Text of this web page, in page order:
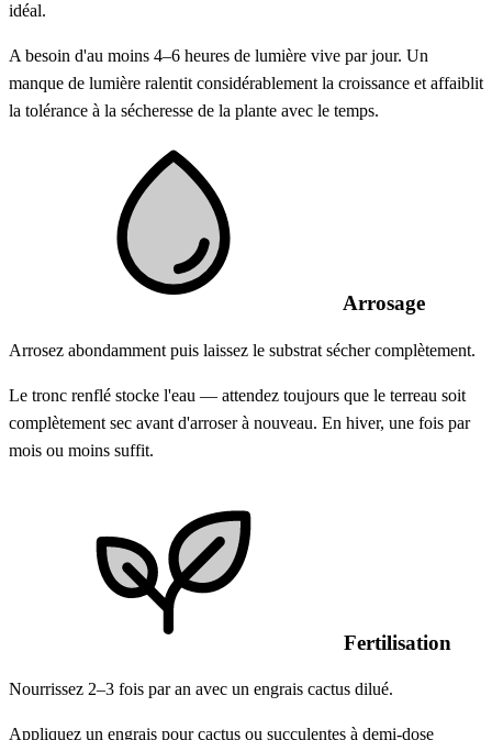
idéal.
A besoin d'au moins 4–6 heures de lumière vive par jour. Un
manque de lumière ralentit considérablement la croissance et affaiblit
la tolérance à la sécheresse de la plante avec le temps.
Arrosage
Arrosez abondamment puis laissez le substrat sécher complètement.
Le tronc renflé stocke l'eau — attendez toujours que le terreau soit
complètement sec avant d'arroser à nouveau. En hiver, une fois par
mois ou moins suffit.
Fertilisation
Nourrissez 2–3 fois par an avec un engrais cactus dilué.
Appliquez un engrais pour cactus ou succulentes à demi-dose